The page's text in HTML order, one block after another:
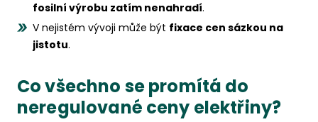
fosilní výrobu zatím nenahradí.
V nejistém vývoji může být fixace cen sázkou na
jistotu.
Co všechno se promítá do
neregulované ceny elektřiny?